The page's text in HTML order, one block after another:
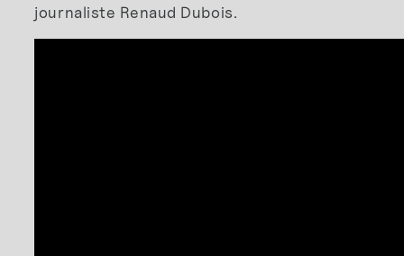
journaliste Renaud Dubois.